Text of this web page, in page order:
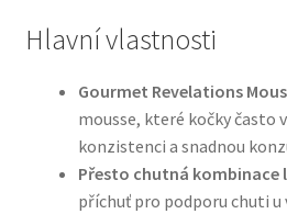
N&D Farmina pro psy — Italské
Oblečky pro psy
Hlavní vlastnosti
Gourmet Revelations
mousse, které kočky často
konzistenci a snadnou
Přesto chutná kombinace
příchuť pro podporu chuti u